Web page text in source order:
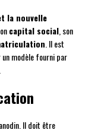
la nouvelle
capital social, son
. Il est
modèle fourni par
Il doit être